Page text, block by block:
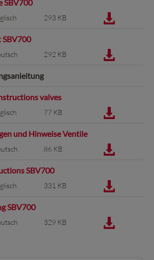
SBV700
293 KB
292 KB
valves
77 KB
und Hinweise Ventile
86 KB
SBV700
331 KB
SBV700
329 KB